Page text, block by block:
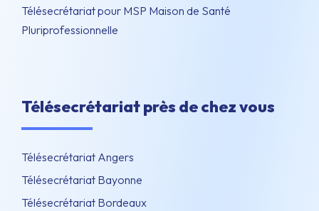
Télésecrétariat pour MSP Maison de Santé
Pluriprofessionnelle
Télésecrétariat près de chez vous
Télésecrétariat Angers
Télésecrétariat Bayonne
Télésecrétariat Bordeaux